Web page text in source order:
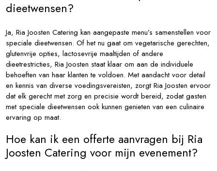
dieetwensen?
Ja, Ria Joosten Catering kan aangepaste menu’s samenstellen voor
speciale dieetwensen. Of het nu gaat om vegetarische gerechten,
glutenvrije opties, lactosevrije maaltijden of andere
dieetrestricties, Ria Joosten staat klaar om aan de individuele
behoeften van haar klanten te voldoen. Met aandacht voor detail
en kennis van diverse voedingsvereisten, zorgt Ria Joosten ervoor
dat elk gerecht met zorg en precisie wordt bereid, zodat gasten
met speciale dieetwensen ook kunnen genieten van een culinaire
ervaring op maat.
Hoe kan ik een offerte aanvragen bij Ria
Joosten Catering voor mijn evenement?